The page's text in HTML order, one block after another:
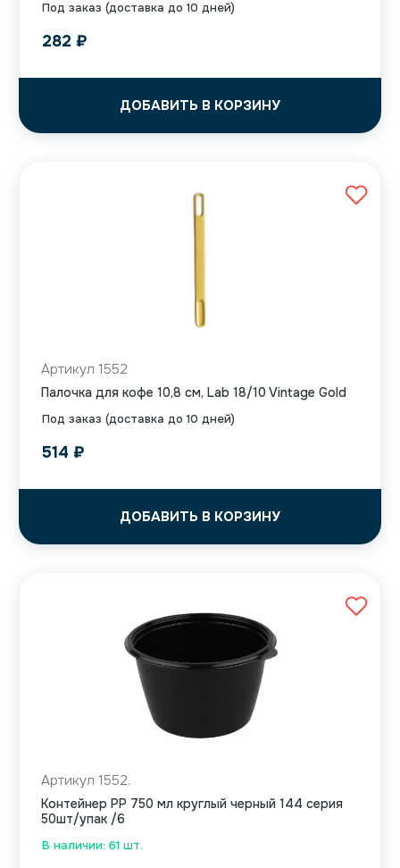
Под заказ (доставка до 10 дней)
282 ₽
ДОБАВИТЬ В КОРЗИНУ
Под заказ (доставка до 10 дней)
Артикул 1552
Палочка для кофе 10,8 см, Lab 18/10 Vintage Gold
514 ₽
ДОБАВИТЬ В КОРЗИНУ
В наличии: 61 шт.
Артикул 1552.
Контейнер PP 750 мл круглый черный 144 серия
50шт/упак /6